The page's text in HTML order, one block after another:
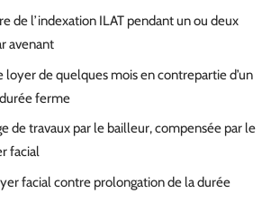
de l’indexation ILAT pendant un ou deux
avenant
loyer de quelques mois en contrepartie d’un
ferme
de travaux par le bailleur, compensée par le
facial
facial contre prolongation de la durée